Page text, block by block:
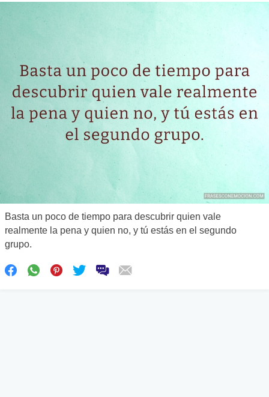
Basta un poco de tiempo para descubrir quien vale
realmente la pena y quien no, y tú estás en el segundo
grupo.